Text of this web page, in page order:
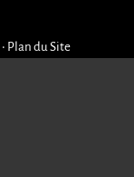
• Plan du Site